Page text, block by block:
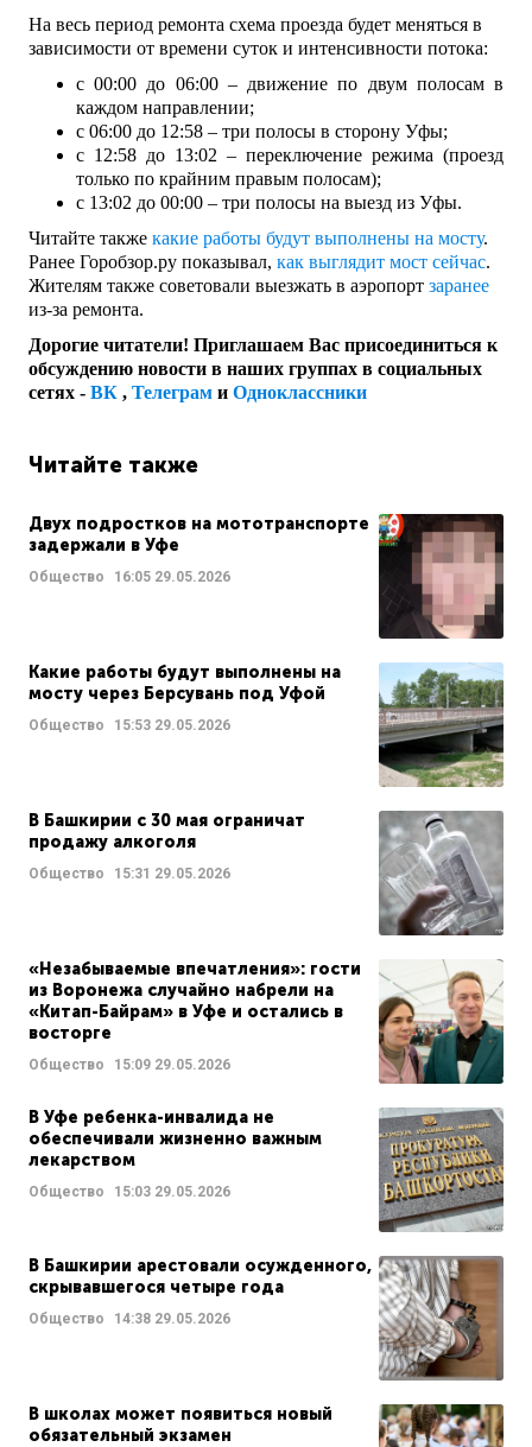
На весь период ремонта схема проезда будет меняться в
зависимости от времени суток и интенсивности потока:
с 00:00 до 06:00 – движение по двум полосам в
каждом направлении;
с 06:00 до 12:58 – три полосы в сторону Уфы;
с 12:58 до 13:02 – переключение режима (проезд
только по крайним правым полосам);
с 13:02 до 00:00 – три полосы на выезд из Уфы.
Читайте также какие работы будут выполнены на мосту.
Ранее Горобзор.ру показывал, как выглядит мост сейчас.
Жителям также советовали выезжать в аэропорт заранее
из-за ремонта.
Дорогие читатели! Приглашаем Вас присоединиться к
обсуждению новости в наших группах в социальных
сетях - ВК , Телеграм и Одноклассники
Читайте также
Двух подростков на мототранспорте
задержали в Уфе
Общество 16:05 29.05.2026
Какие работы будут выполнены на
мосту через Берсувань под Уфой
Общество 15:53 29.05.2026
В Башкирии с 30 мая ограничат
продажу алкоголя
Общество 15:31 29.05.2026
«Незабываемые впечатления»: гости
из Воронежа случайно набрели на
«Китап-Байрам» в Уфе и остались в
восторге
Общество 15:09 29.05.2026
В Уфе ребенка-инвалида не
обеспечивали жизненно важным
лекарством
Общество 15:03 29.05.2026
В Башкирии арестовали осужденного,
скрывавшегося четыре года
Общество 14:38 29.05.2026
В школах может появиться новый
обязательный экзамен